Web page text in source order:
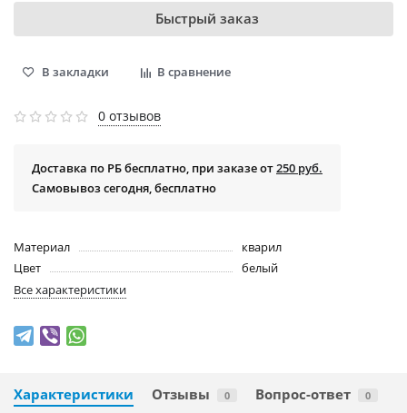
Быстрый заказ
В закладки В сравнение
0 отзывов
Доставка по РБ бесплатно, при заказе от250 руб.
Самовывоз сегодня, бесплатно
Материал
кварил
Цвет
белый
Все характеристики
Характеристики Отзывы 0 Вопрос-ответ 0